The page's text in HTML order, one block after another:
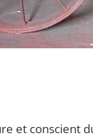
et conscient